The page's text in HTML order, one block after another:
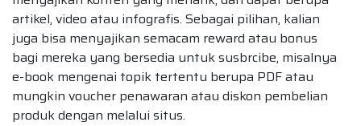
artikel, video atau infografis. Sebagai pilihan, kalian
juga bisa menyajikan semacam reward atau bonus
bagi mereka yang bersedia untuk susbrcibe, misalnya
e-book mengenai topik tertentu berupa PDF atau
mungkin voucher penawaran atau diskon pembelian
produk dengan melalui situs.